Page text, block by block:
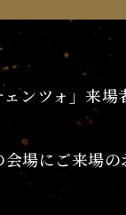
ンツォ」来
場にご来場